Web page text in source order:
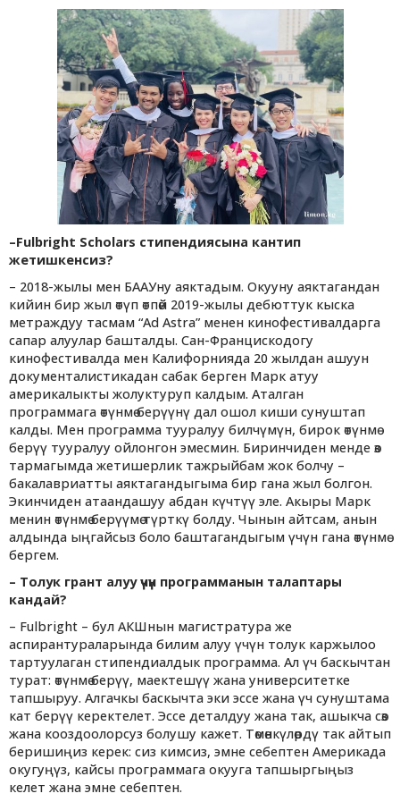
–Fulbright Scholars стипендиясына кантип
жетишкенсиз?
– 2018-жылы мен БААУну аяктадым. Окууну аяктагандан
кийин бир жыл өтүп өтпөй 2019-жылы дебюттук кыска
метраждуу тасмам “Ad Astra” менен кинофестивалдарга
сапар алуулар башталды. Сан-Францискодогу
кинофестивалда мен Калифорнияда 20 жылдан ашуун
документалистикадан сабак берген Марк атуу
америкалыкты жолуктуруп калдым. Аталган
программага өтүнмө берүүнү дал ошол киши сунуштап
калды. Мен программа тууралуу билчүмүн, бирок өтүнмө
берүү тууралуу ойлонгон эмесмин. Биринчиден менде өз
тармагымда жетишерлик тажрыйбам жок болчу –
бакалавриатты аяктагандыгыма бир гана жыл болгон.
Экинчиден атаандашуу абдан күчтүү эле. Акыры Марк
менин өтүнмө берүүмө түрткү болду. Чынын айтсам, анын
алдында ыңгайсыз боло баштагандыгым үчүн гана өтүнмө
бергем.
– Толук грант алуу үчүн программанын талаптары
кандай?
– Fulbright – бул АКШнын магистратура же
аспирантураларында билим алуу үчүн толук каржылоо
тартуулаган стипендиалдык программа. Ал үч баскычтан
турат: өтүнмө берүү, маектешүү жана университетке
тапшыруу. Алгачкы баскычта эки эссе жана үч сунуштама
кат берүү керектелет. Эссе деталдуу жана так, ашыкча сөз
жана кооздоолорсуз болушу кажет. Төмөнкүлөрдү так айтып
беришиңиз керек: сиз кимсиз, эмне себептен Америкада
окугуңүз, кайсы программага окууга тапшыргыңыз
келет жана эмне себептен.